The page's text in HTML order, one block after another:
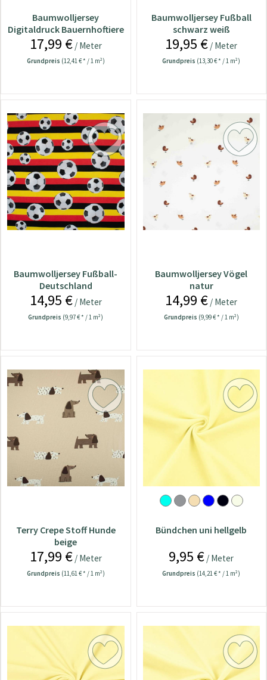
Baumwolljersey
Digitaldruck Bauernhoftiere
natur
17,99 €/ Meter
Grundpreis (12,41 € * / 1 m²)
Baumwolljersey Fußball
schwarz weiß
19,95 € / Meter
Grundpreis (13,30 € * / 1 m²)
Baumwolljersey Fußball-
Deutschland
14,95 €/ Meter
Grundpreis (9,97 € * / 1 m²)
Baumwolljersey Vögel
natur
14,99 € / Meter
Grundpreis (9,99 € * / 1 m²)
Terry Crepe Stoff Hunde
beige
17,99 €/ Meter
Grundpreis (11,61 € * / 1 m²)
Bündchen uni hellgelb
9,95 € / Meter
Grundpreis (14,21 € * / 1 m²)